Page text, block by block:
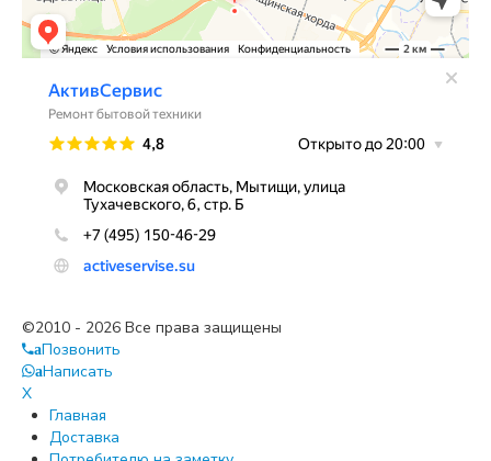
©2010 - 2026 Все права защищены
aПозвонить
aНаписать
X
Главная
Доставка